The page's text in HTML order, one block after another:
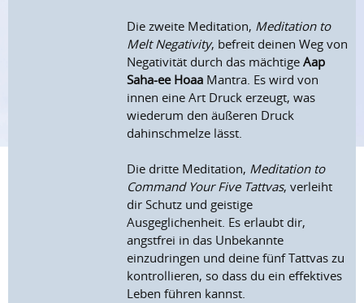
Die zweite Meditation, Meditation to
Melt Negativity, befreit deinen Weg von
Negativität durch das mächtigeAap
Saha-ee Hoaa Mantra. Es wird von
innen eine Art Druck erzeugt, was
wiederum den äußeren Druck
dahinschmelze lässt.
Die dritte Meditation, Meditation to
Command Your Five Tattvas, verleiht
dir Schutz und geistige
Ausgeglichenheit. Es erlaubt dir,
angstfrei in das Unbekannte
einzudringen und deine fünf Tattvas zu
kontrollieren, so dass du ein effektives
Leben führen kannst.